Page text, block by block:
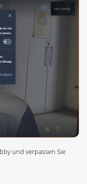
und verpassen Sie